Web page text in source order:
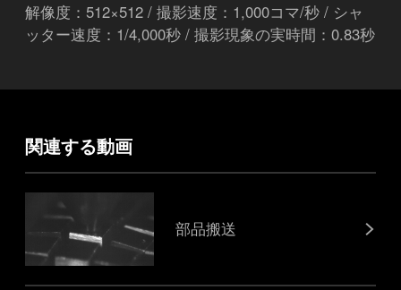
解像度：512×512 / 撮影速度：1,000コマ/秒 / シャ
ッター速度：1/4,000秒 / 撮影現象の実時間：0.83秒
関連する動画
部品搬送